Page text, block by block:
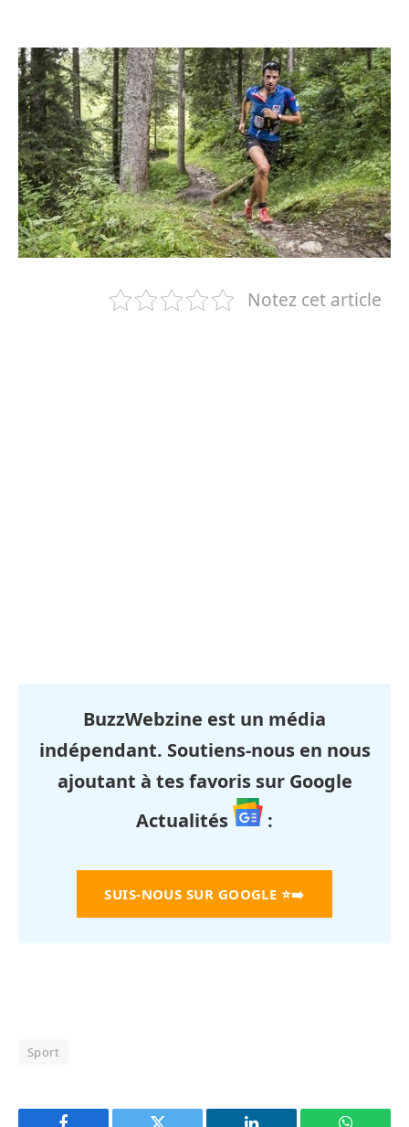
Notez cet article
BuzzWebzine est un média
indépendant. Soutiens-nous en nous
ajoutant à tes favoris sur Google
Actualités
:
SUIS-NOUS SUR GOOGLE ⭐➡️
Sport